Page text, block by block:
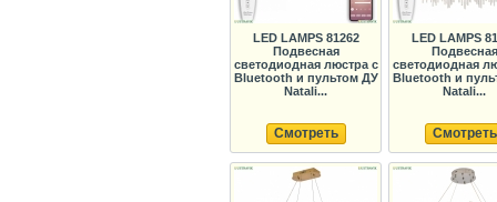
LED LAMPS 81262
Подвесная
светодиодная люстра с
Bluetooth и пультом ДУ
Natali...
Смотреть
LED LAMPS
Подвесная
светодиодная
Bluetooth и
Natali...
Смотреть